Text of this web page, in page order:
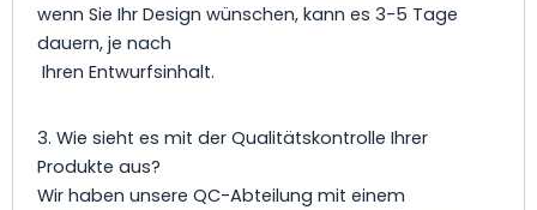
wenn Sie Ihr Design wünschen, kann es 3-5 Tage
dauern, je nach
Ihren Entwurfsinhalt.
3. Wie sieht es mit der Qualitätskontrolle Ihrer
Produkte aus?
Wir haben unsere QC-Abteilung mit einem